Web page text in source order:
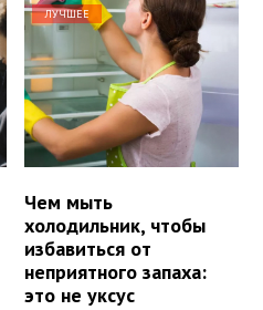
ЛУЧШЕЕ
Чем мыть
холодильник, чтобы
избавиться от
неприятного запаха:
это не уксус